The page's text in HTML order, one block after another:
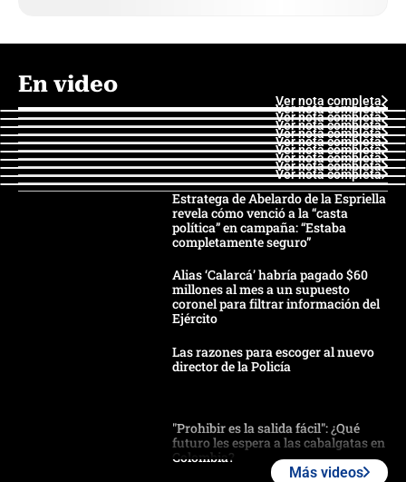
En video
Ver nota completa
Ver nota completa
Ver nota completa
Ver nota completa
Ver nota completa
Ver nota completa
Ver nota completa
Ver nota completa
Ver nota completa
Ver nota completa
Estratega de Abelardo de la Espriella
revela cómo venció a la “casta
política” en campaña: “Estaba
completamente seguro”
Alias ‘Calarcá’ habría pagado $60
millones al mes a un supuesto
coronel para filtrar información del
Ejército
Las razones para escoger al nuevo
director de la Policía
"Prohibir es la salida fácil": ¿Qué
futuro les espera a las cabalgatas en
Colombia?
Más videos